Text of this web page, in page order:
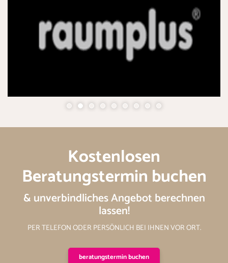
Kostenlosen
Beratungstermin buchen
& unverbindliches Angebot berechnen
lassen!
PER TELEFON ODER PERSÖNLICH BEI IHNEN VOR ORT.
beratungstermin buchen